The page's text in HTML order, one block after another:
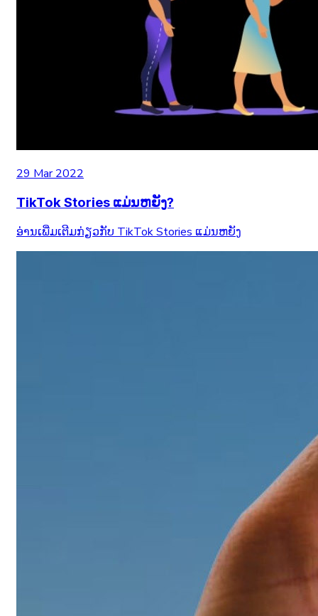
29 Mar 2022
TikTok Stories ແມ່ນຫຍັງ?
ອ່ານເພີ່ມເຕີມກ່ຽວກັບ TikTok Stories ແມ່ນຫຍັງ